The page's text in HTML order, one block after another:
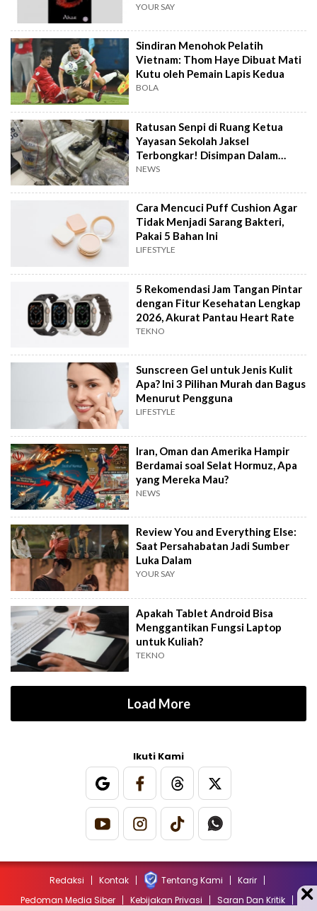
YOUR SAY
Sindiran Menohok Pelatih
Vietnam: Thom Haye Dibuat Mati
Kutu oleh Pemain Lapis Kedua
BOLA
Ratusan Senpi di Ruang Ketua
Yayasan Sekolah Jaksel
Terbongkar! Disimpan Dalam
Karung dan Styrofoam
NEWS
Cara Mencuci Puff Cushion Agar
Tidak Menjadi Sarang Bakteri,
Pakai 5 Bahan Ini
LIFESTYLE
5 Rekomendasi Jam Tangan Pintar
dengan Fitur Kesehatan Lengkap
2026, Akurat Pantau Heart Rate
TEKNO
Sunscreen Gel untuk Jenis Kulit
Apa? Ini 3 Pilihan Murah dan Bagus
Menurut Pengguna
LIFESTYLE
Iran, Oman dan Amerika Hampir
Berdamai soal Selat Hormuz, Apa
yang Mereka Mau?
NEWS
Review You and Everything Else:
Saat Persahabatan Jadi Sumber
Luka Dalam
YOUR SAY
Apakah Tablet Android Bisa
Menggantikan Fungsi Laptop
untuk Kuliah?
TEKNO
Load More
Ikuti Kami
Redaksi Kontak Tentang Kami
Karir
Pedoman Media Siber
Kebijakan Privasi Saran Dan Kritik